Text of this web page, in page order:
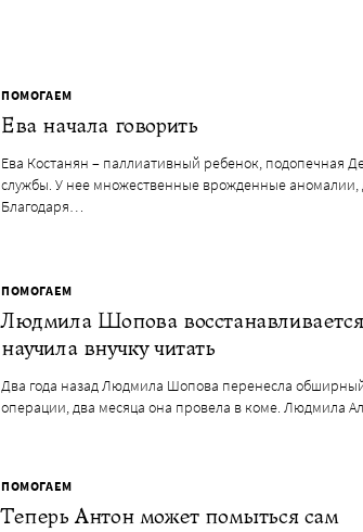
ПОМОГАЕМ
Ева начала говорить
Ева Костанян – паллиативный ребенок, подопечная
службы. У нее множественные врожденные аномалии,
Благодаря…
ПОМОГАЕМ
Людмила Шопова
научила внучку читать
Два года назад Людмила Шопова перенесла
операции, два месяца она провела в коме. Людмила
ПОМОГАЕМ
Теперь Антон может помыться сам